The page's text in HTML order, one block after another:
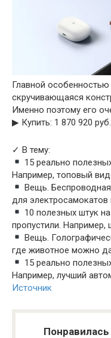
Главной особенностью
скручивающаяся
Именно поэтому его
▶︎ Купить: 1 870 920 руб.
✓ В тему:
15 реально
Например, топовый
Вещь.
для
10 полезных штук
пропустили.
Вещь.
где животное можно
15 реально
Например, лучший
Источник